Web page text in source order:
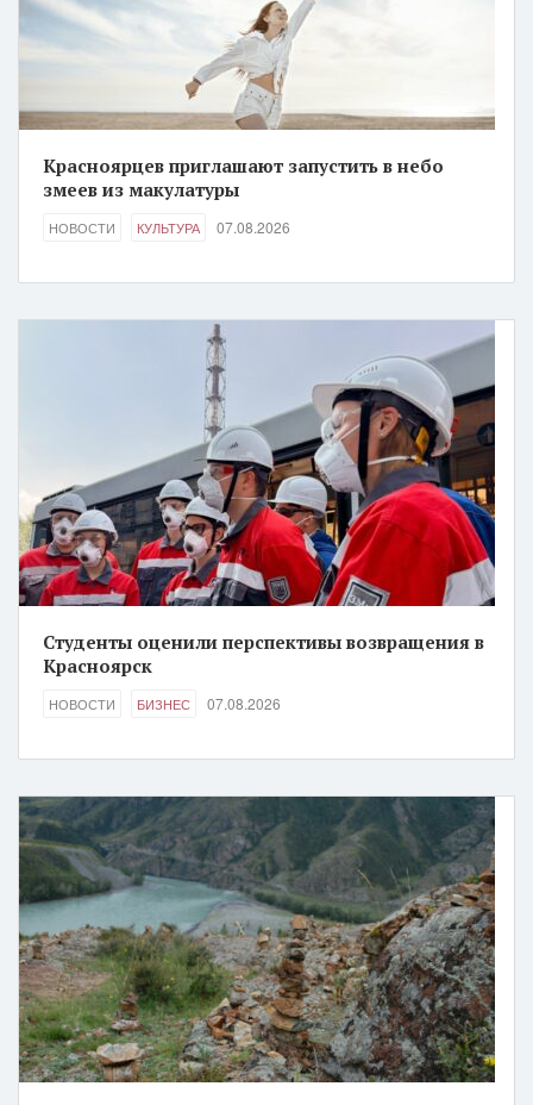
Красноярцев приглашают запустить в небо
змеев из макулатуры
НОВОСТИ КУЛЬТУРА 07.08.2026
Студенты оценили перспективы возвращения в
Красноярск
НОВОСТИ БИЗНЕС 07.08.2026